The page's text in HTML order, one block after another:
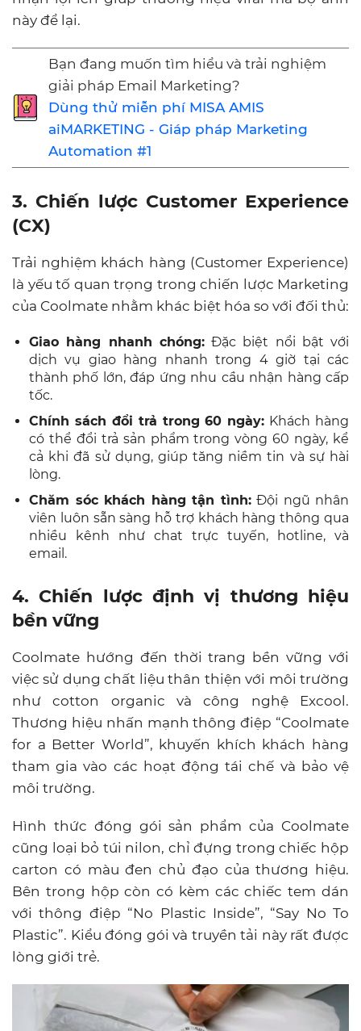
này để lại.
Bạn đang muốn tìm hiểu và trải nghiệm
giải pháp Email Marketing?
Dùng thử miễn phí MISA AMIS
aiMARKETING - Giáp pháp Marketing
Automation #1
3. Chiến lược Customer Experience
(CX)
Trải nghiệm khách hàng (Customer Experience)
là yếu tố quan trọng trong chiến lược Marketing
của Coolmate nhằm khác biệt hóa so với đối thủ:
Giao hàng nhanh chóng:Đặc biệt nổi bật với
dịch vụ giao hàng nhanh trong 4 giờ tại các
thành phố lớn, đáp ứng nhu cầu nhận hàng cấp
tốc.
Chính sách đổi trả trong 60 ngày: Khách hàng
có thể đổi trả sản phẩm trong vòng 60 ngày, kể
cả khi đã sử dụng, giúp tăng niềm tin và sự hài
lòng.
Chăm sóc khách hàng tận tình:Đội ngũ nhân
viên luôn sẵn sàng hỗ trợ khách hàng thông qua
nhiều kênh như chat trực tuyến, hotline, và
email.
4. Chiến lược định vị thương hiệu
bền vững
Coolmate hướng đến thời trang bền vững với
việc sử dụng chất liệu thân thiện với môi trường
như cotton organic và công nghệ Excool.
Thương hiệu nhấn mạnh thông điệp “Coolmate
for a Better World”, khuyến khích khách hàng
tham gia vào các hoạt động tái chế và bảo vệ
môi trường.
Hình thức đóng gói sản phẩm của Coolmate
cũng loại bỏ túi nilon, chỉ đựng trong chiếc hộp
carton có màu đen chủ đạo của thương hiệu.
Bên trong hộp còn có kèm các chiếc tem dán
với thông điệp “No Plastic Inside”, “Say No To
Plastic”. Kiểu đóng gói và truyền tải này rất được
lòng giới trẻ.